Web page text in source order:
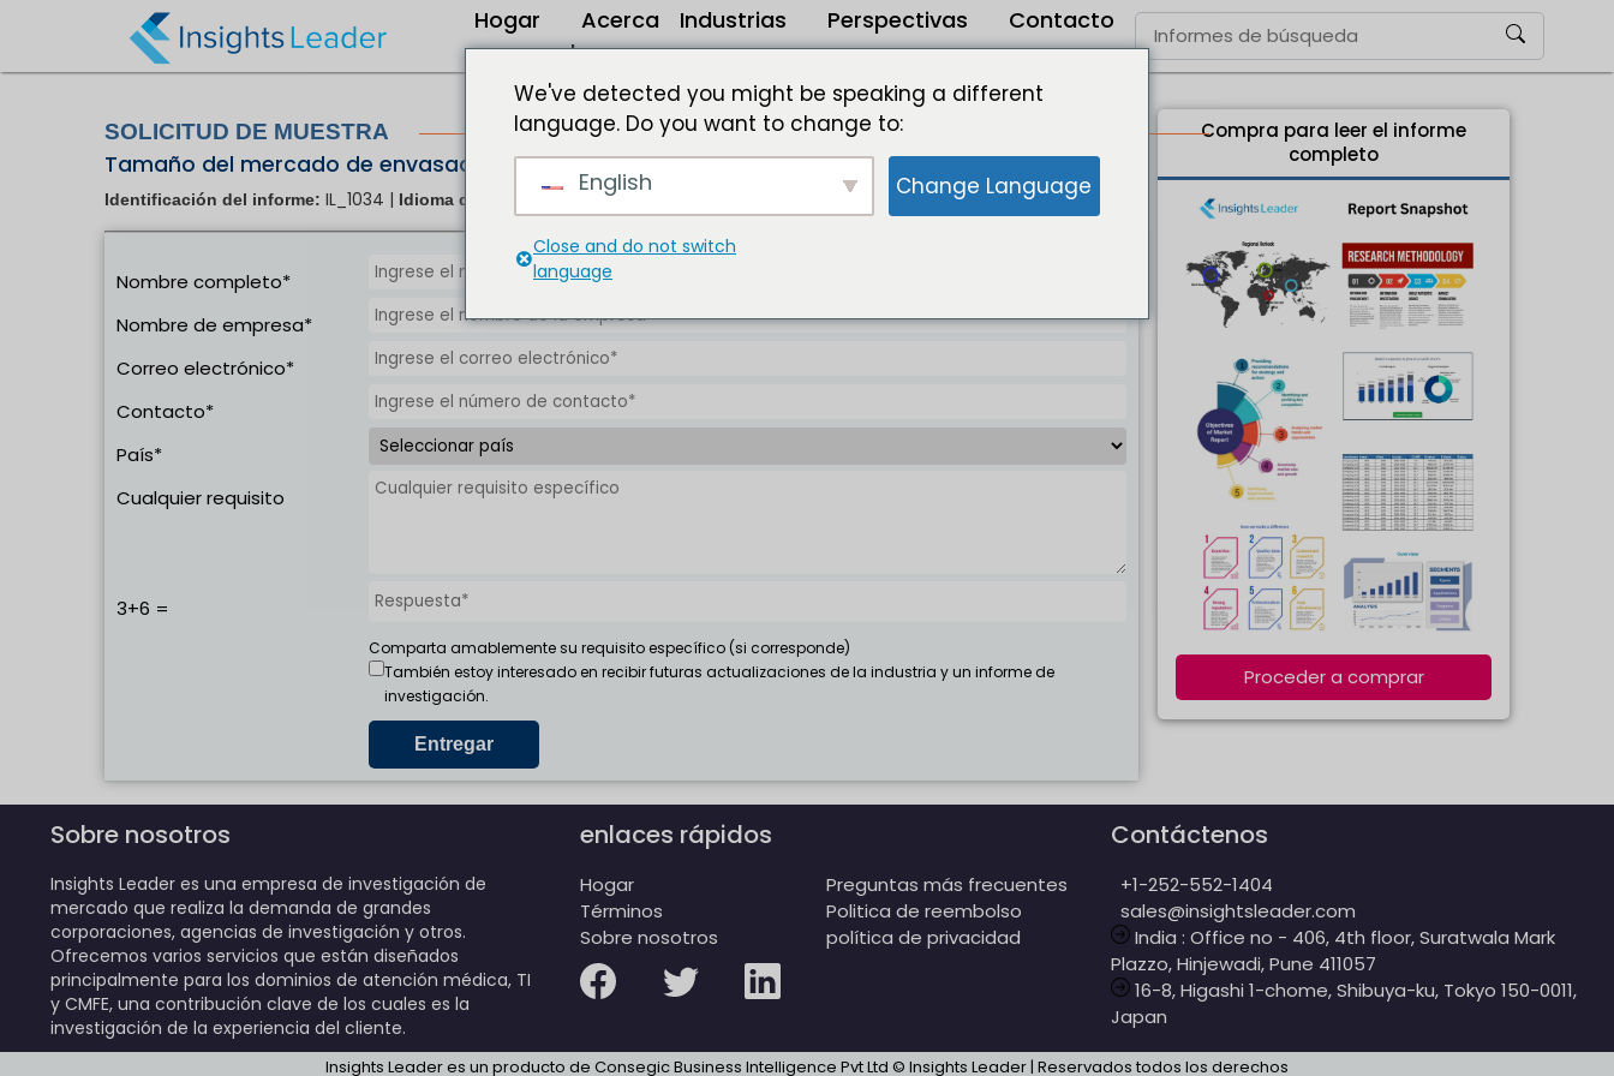
Hogar
Acerca
de
Industrias Perspectivas Contacto
SOLICITUD DE MUESTRA
Tamaño del mercado de envasado al vacío de 2023 a 2032
Identificación del informe:IL_1034 | Idioma del informe: En/Jp/Fr/De | Formato :
Nombre completo*
Nombre de empresa*
Correo electrónico*
Contacto*
País*
Cualquier requisito
3+6 =
Comparta amablemente su requisito específico (si corresponde)
También estoy interesado en recibir futuras actualizaciones de la industria y un informe de
investigación.
Compra para leer el informe
completo
Proceder a comprar
Sobre nosotros
Insights Leader es una empresa de investigación de
mercado que realiza la demanda de grandes
corporaciones, agencias de investigación y otros.
Ofrecemos varios servicios que están diseñados
principalmente para los dominios de atención médica, TI
y CMFE, una contribución clave de los cuales es la
investigación de la experiencia del cliente.
enlaces rápidos
Hogar
Preguntas más frecuentes
Términos
Politica de reembolso
Sobre nosotros
política de privacidad
Contáctenos
+1-252-552-1404
sales@insightsleader.com
India : Office no - 406, 4th floor, Suratwala Mark
Plazzo, Hinjewadi, Pune 411057
16-8, Higashi 1-chome, Shibuya-ku, Tokyo 150-0011,
Japan
Insights Leader es un producto de Consegic Business Intelligence Pvt Ltd © Insights Leader | Reservados todos los derechos
We've detected you might be speaking a different
language. Do you want to change to:
English Change Language
Close and do not switch
language